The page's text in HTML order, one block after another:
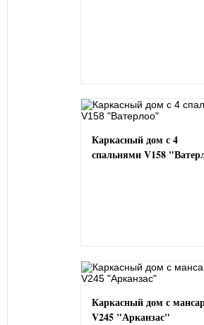
Каркасный дом с 4
спальнями V158
Каркасный дом с
V245 "Арканзас"